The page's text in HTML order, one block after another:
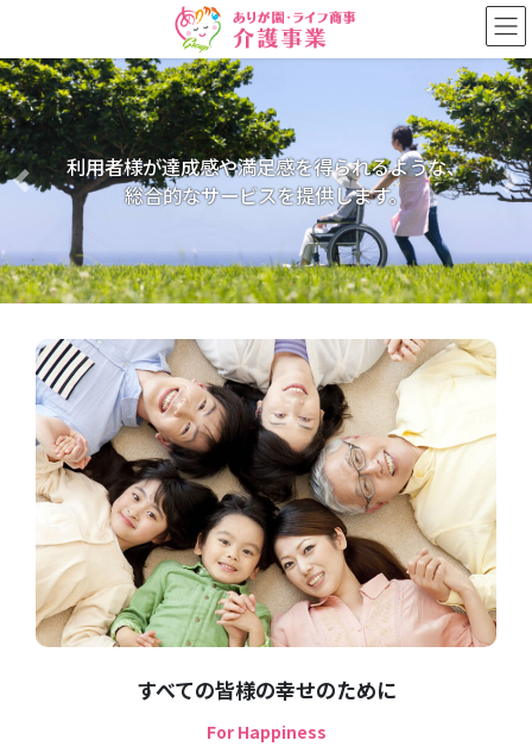
テ
ン
ツ
に
移
動
ゲ
ー
シ
ョ
ン
に
利用者様が達成感や満足感を得られるような、
総合的なサービスを提供します。
Previous
すべての皆様の幸せのために
For Happiness